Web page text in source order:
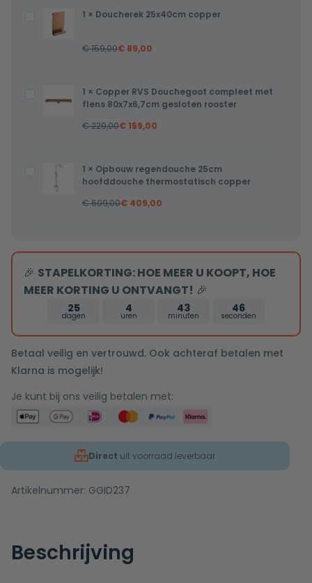
Douchewand
55x40.5x9cm
Doucherek
25x40cm
1 × Doucherek 25x40cm copper
€159,00€ 89,00
Douchegoot
flens
80x7x6,7cm
1 × Copper RVS Douchegoot compleet met
flens 80x7x6,7cm gesloten rooster
€229,00€ 159,00
Opbouw
regendouche
1 × Opbouw regendouche 25cm
hoofddouche thermostatisch copper
€609,00€ 409,00
🎉 STAPELKORTING: HOE MEER U KOOPT, HOE
MEER KORTING U ONTVANGT! 🎉
25
dagen
4
uren
43
minuten
45
seconden
Betaal veilig en vertrouwd. Ook achteraf betalen met
Klarna is mogelijk!
Je kunt bij ons veilig betalen met:
Direct uit voorraad leverbaar
Artikelnummer: GGID237
Beschrijving